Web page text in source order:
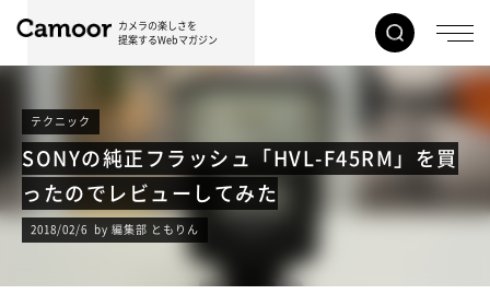
カメラの楽しさを
提案するWebマガジン
テクニック
SONYの純正フラッシュ「HVL-F45RM」を買
ったのでレビューしてみた
2018/02/6 by 編集部 ともりん